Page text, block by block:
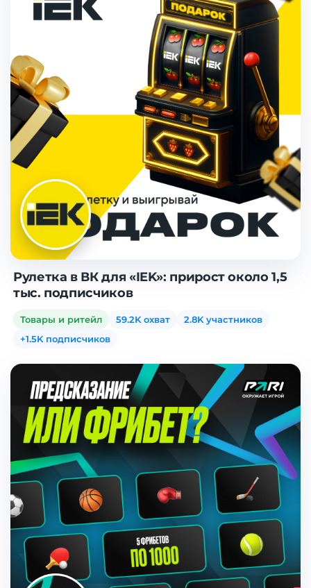
Рулетка в ВК для «IEK»: прирост около 1,5
тыс. подписчиков
Товары и ритейл 59.2K охват
2.8K участников
+1.5K подписчиков